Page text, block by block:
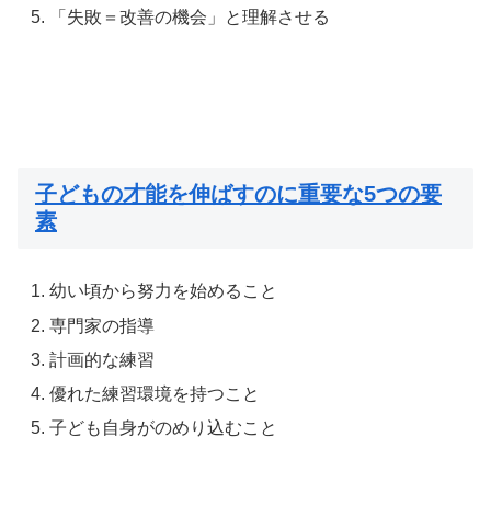
「失敗＝改善の機会」と理解させる
子どもの才能を伸ばすのに重要な5つの要
素
幼い頃から努力を始めること
専門家の指導
計画的な練習
優れた練習環境を持つこと
子ども自身がのめり込むこと